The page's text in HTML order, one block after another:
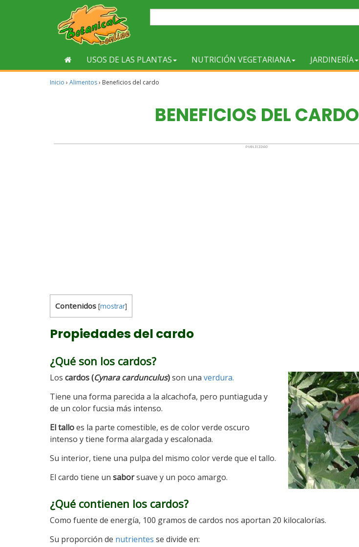
USOS DE LAS PLANTAS NUTRICIÓN VEGETARIANA JARDINERÍA
Inicio › Alimentos› Beneficios del cardo
BENEFICIOS DEL CARDO
Contenidos [mostrar]
Propiedades del cardo
¿Qué son los cardos?
Los cardos (Cynara cardunculus)son una verdura.
Tiene una forma parecida a la alcachofa, pero puntiaguda y
de un color fucsia más intenso.
El talloes la parte comestible, es de color verde oscuro
intenso y tiene forma alargada y escalonada.
Su interior, tiene una pulpa del mismo color verde que el tallo.
El cardo tiene un saborsuave y un poco amargo.
¿Qué contienen los cardos?
Como fuente de energía, 100 gramos de cardos nos aportan 20 kilocalorías.
Su proporción de nutrientes se divide en: